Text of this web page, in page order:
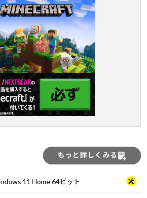
もっと詳しくみる
11 Home 64ビット